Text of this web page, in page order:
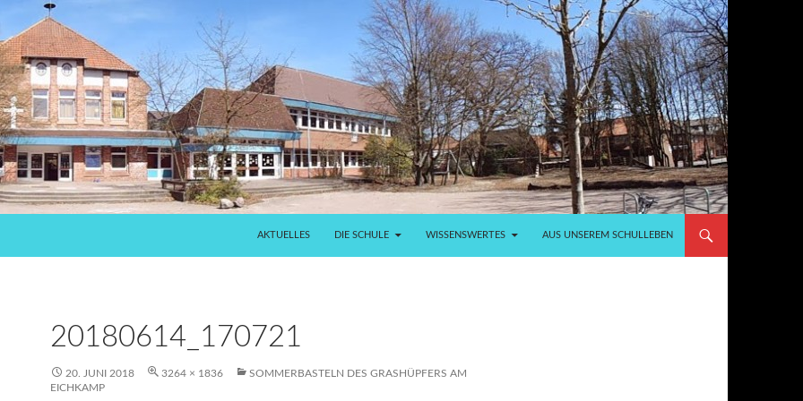
AKTUELLES DIE SCHULE WISSENSWERTES AUS UNSEREM SCHULLEBEN
20180614_170721
20. JUNI 2018 3264 × 1836
SOMMERBASTELN DES GRASHÜPFERS AM
EICHKAMP